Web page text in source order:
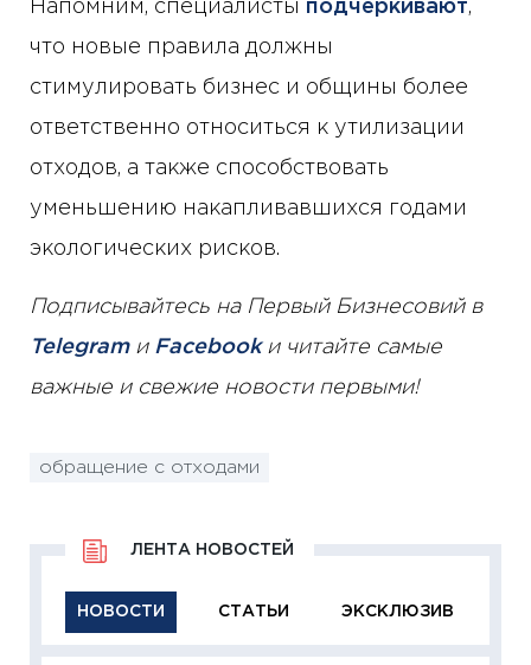
Напомним, специалисты подчеркивают,
что новые правила должны
стимулировать бизнес и общины более
ответственно относиться к утилизации
отходов, а также способствовать
уменьшению накапливавшихся годами
экологических рисков.
Подписывайтесь на Первый Бизнесовий в
Telegramи Facebookи читайте самые
важные и свежие новости первыми!
обращение с отходами
НОВОСТИ СТАТЬИ ЭКСКЛЮЗИВ
ЛЕНТА НОВОСТЕЙ